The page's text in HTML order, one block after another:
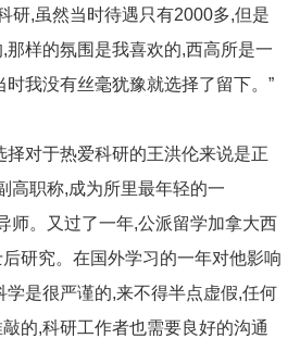
,虽然当时待遇只有2000多,但是
那样的氛围是我喜欢的,西高所是一
我没有丝毫犹豫就选择了留下。”
对于热爱科研的王洪伦来说是正
高职称,成为所里最年轻的一
师。又过了一年,公派留学加拿大西
研究。在国外学习的一年对他影响
学是很严谨的,来不得半点虚假,任何
的,科研工作者也需要良好的沟通